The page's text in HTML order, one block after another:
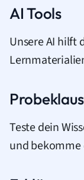
AI Tools
Unsere AI hilft
Teste dein
und bekomme